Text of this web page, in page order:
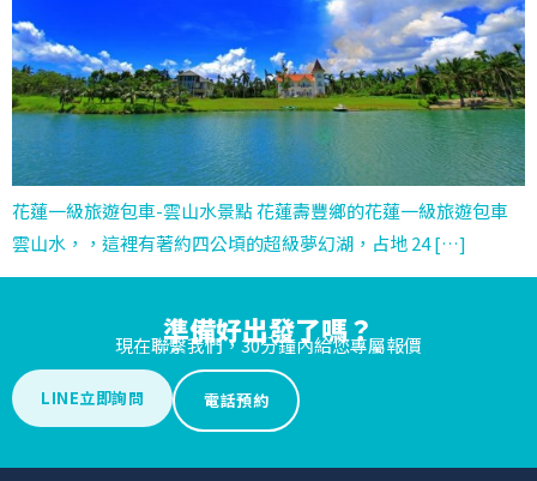
花蓮一級旅遊包車-雲山水景點 花蓮壽豐鄉的花蓮一級旅遊包車
雲山水，，這裡有著約四公頃的超級夢幻湖，占地 24 […]
準備好出發了嗎？
現在聯繫我們，30分鐘內給您專屬報價
LINE立即詢問 電話預約